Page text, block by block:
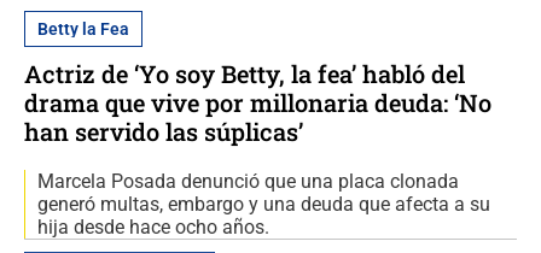
Betty la Fea
Actriz de ‘Yo soy Betty, la fea’ habló del
drama que vive por millonaria deuda: ‘No
han servido las súplicas’
Marcela Posada denunció que una placa clonada
generó multas, embargo y una deuda que afecta a su
hija desde hace ocho años.